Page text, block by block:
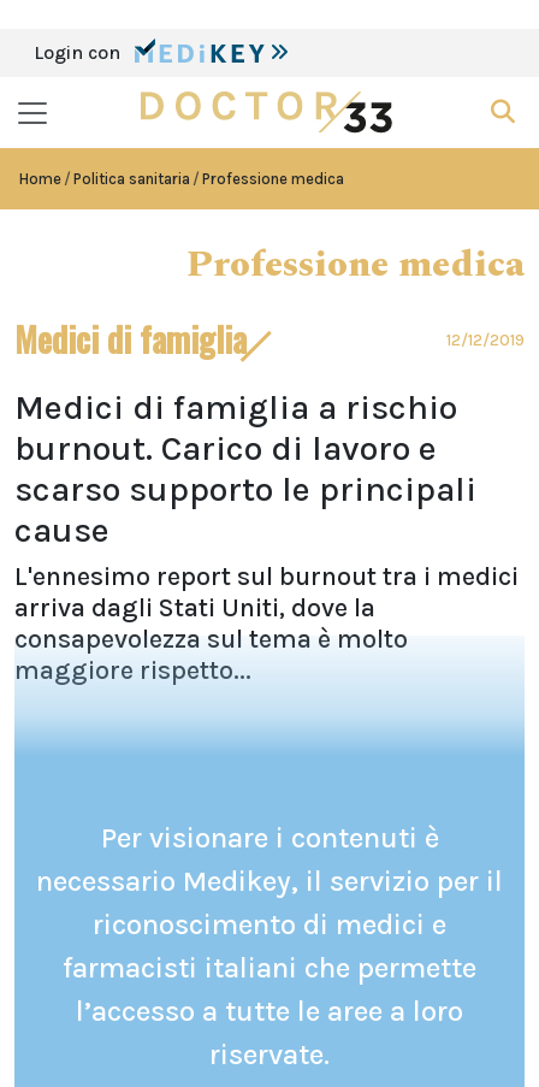
Login con
Home Politica sanitaria Professione medica
Professione medica
Medici di famiglia 12/12/2019
Medici di famiglia a rischio
burnout. Carico di lavoro e
scarso supporto le principali
cause
L'ennesimo report sul burnout tra i medici
arriva dagli Stati Uniti, dove la
consapevolezza sul tema è molto
maggiore rispetto...
Per visionare i contenuti è
necessario Medikey, il servizio per il
riconoscimento di medici e
farmacisti italiani che permette
l’accesso a tutte le aree a loro
riservate.